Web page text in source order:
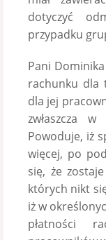
dotyczyć
przypadku
Pani
rachunku dla
dla jej
zwłaszcza
Powoduje, iż
więcej, po
się, że
których nikt
iż w
płatności